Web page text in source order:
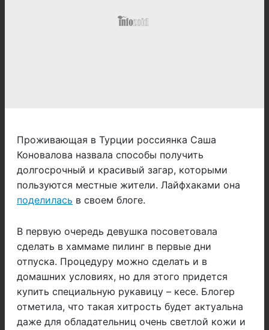
Проживающая в Турции россиянка Саша
Коновалова назвала способы получить
долгосрочный и красивый загар, которыми
пользуются местные жители. Лайфхаками она
поделилась в своем блоге.
В первую очередь девушка посоветовала
сделать в хаммаме пилинг в первые дни
отпуска. Процедуру можно сделать и в
домашних условиях, но для этого придется
купить специальную рукавицу – кесе. Блогер
отметила, что такая хитрость будет актуальна
даже для обладательниц очень светлой кожи и